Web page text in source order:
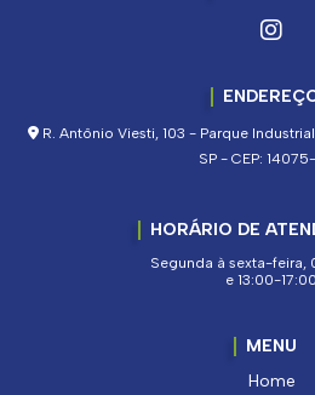
R. Antônio Viesti, 103 - Parque
SP - CEP:
HORÁRIO DE
Segunda à sexta-feira,
e 13:00-17:00
MENU
Home